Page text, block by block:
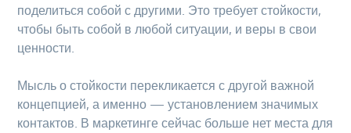
поделиться собой с другими. Это требует стойкости,
чтобы быть собой в любой ситуации, и веры в свои
ценности.
Мысль о стойкости перекликается с другой важной
концепцией, а именно — установлением значимых
контактов. В маркетинге сейчас больше нет места для